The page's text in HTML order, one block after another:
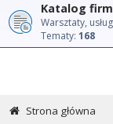
Katalog firm
Warsztaty,
Tematy: 168
Strona główna